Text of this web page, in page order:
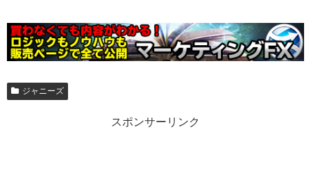
ジャニーズ
スポンサーリンク